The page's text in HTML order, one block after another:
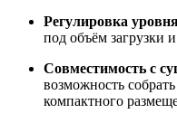
Регулировка
под объём загрузки
Совместимость с
возможность
компактного